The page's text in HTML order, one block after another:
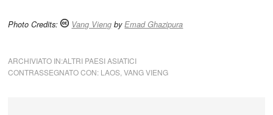
Photo Credits: Vang Vieng byEmad Ghazipura
ARCHIVIATO IN:ALTRI PAESI ASIATICI
CONTRASSEGNATO CON: LAOS ,VANG VIENG